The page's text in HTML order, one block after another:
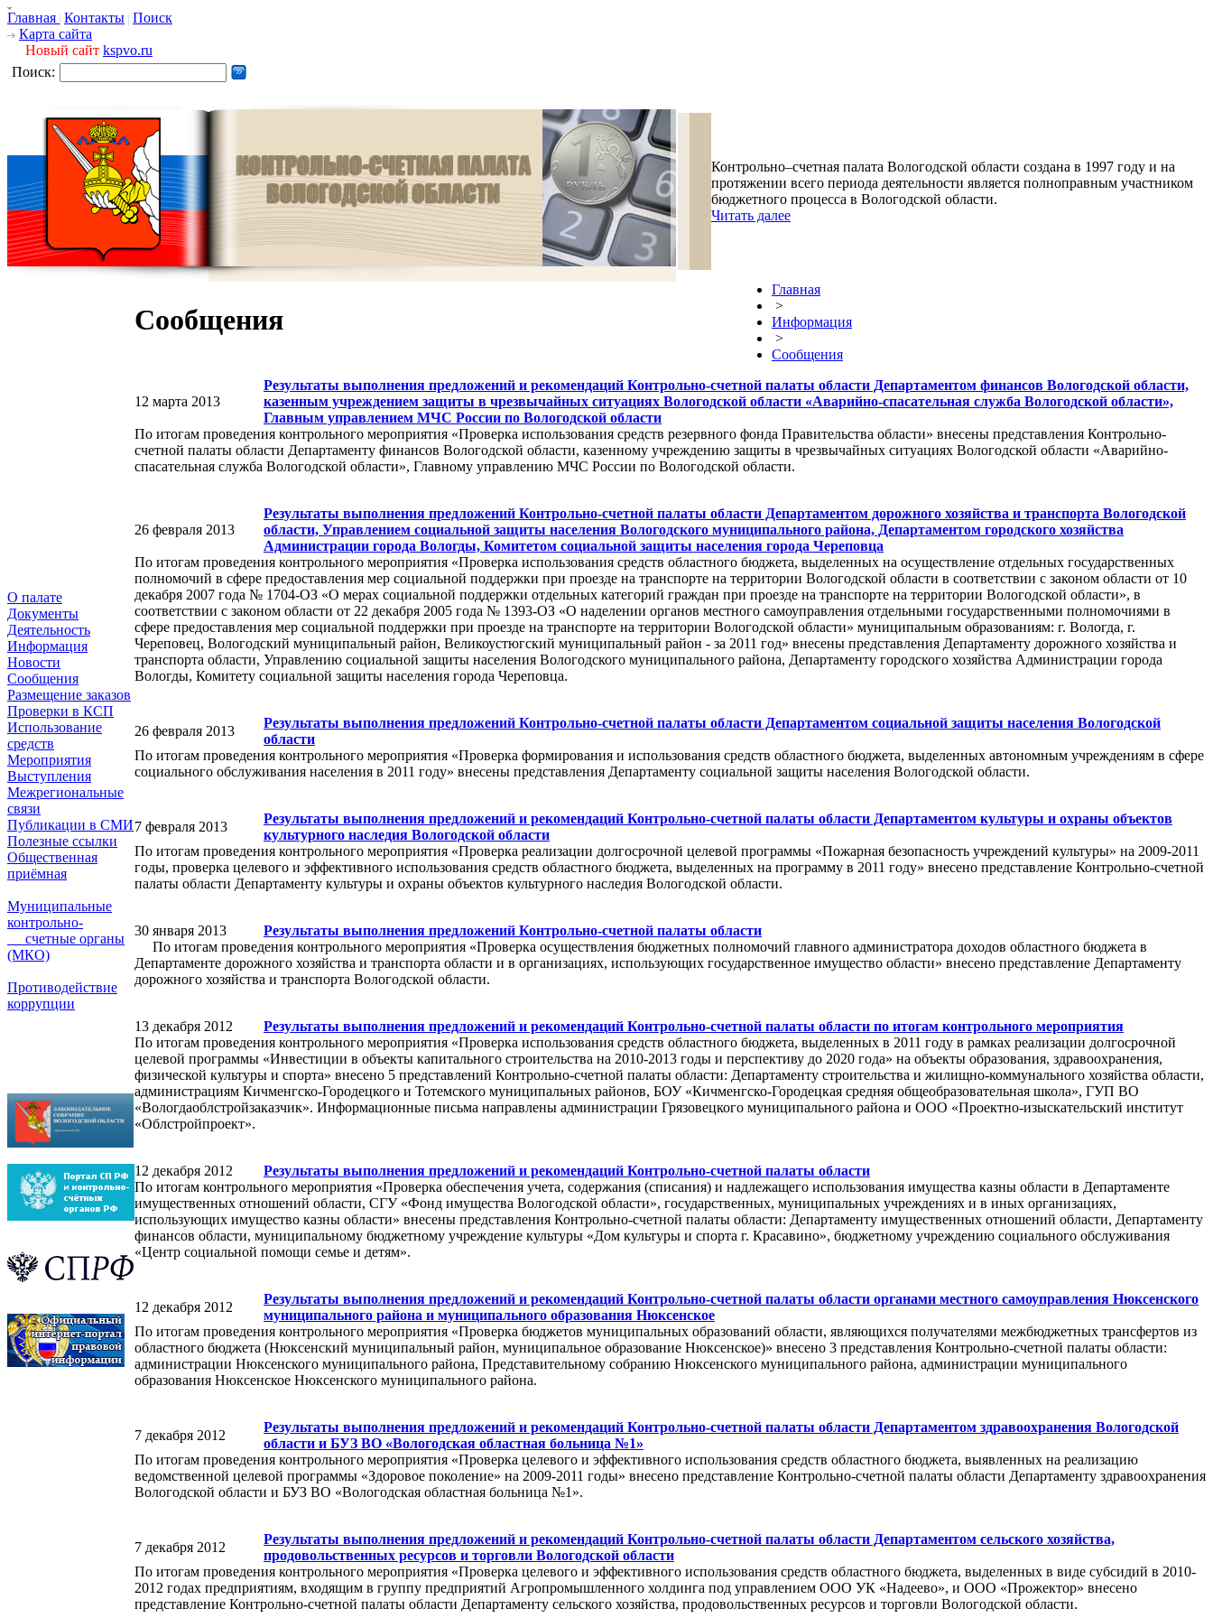
Главная Контакты Поиск
Карта сайта
Новый сайт kspvo.ru
Поиск:
Контрольно–счетная палата Вологодской области создана в 1997 году и на
протяжении всего периода деятельности является полноправным участником
бюджетного процесса в Вологодской области.
Читать далее
О палате
Документы
Деятельность
Информация
Новости
Сообщения
Размещение заказов
Проверки в КСП
Использование
средств
Мероприятия
Выступления
Межрегиональные
связи
Публикации в СМИ
Полезные ссылки
Общественная
приёмная
Муниципальные
контрольно-
счетные органы
(МКО)
Противодействие
коррупции
Сообщения
Главная
>
Информация
>
Сообщения
12 марта 2013
Результаты выполнения предложений и рекомендаций Контрольно-счетной палаты области Департаментом финансов Вологодской области,
казенным учреждением защиты в чрезвычайных ситуациях Вологодской области «Аварийно-спасательная служба Вологодской области»,
Главным управлением МЧС России по Вологодской области
По итогам проведения контрольного мероприятия «Проверка использования средств резервного фонда Правительства области» внесены представления Контрольно-
счетной палаты области Департаменту финансов Вологодской области, казенному учреждению защиты в чрезвычайных ситуациях Вологодской области «Аварийно-
спасательная служба Вологодской области», Главному управлению МЧС России по Вологодской области.
26 февраля 2013
Результаты выполнения предложений Контрольно-счетной палаты области Департаментом дорожного хозяйства и транспорта Вологодской
области, Управлением социальной защиты населения Вологодского муниципального района, Департаментом городского хозяйства
Администрации города Вологды, Комитетом социальной защиты населения города Череповца
По итогам проведения контрольного мероприятия «Проверка использования средств областного бюджета, выделенных на осуществление отдельных государственных
полномочий в сфере предоставления мер социальной поддержки при проезде на транспорте на территории Вологодской области в соответствии с законом области от 10
декабря 2007 года № 1704-ОЗ «О мерах социальной поддержки отдельных категорий граждан при проезде на транспорте на территории Вологодской области», в
соответствии с законом области от 22 декабря 2005 года № 1393-ОЗ «О наделении органов местного самоуправления отдельными государственными полномочиями в
сфере предоставления мер социальной поддержки при проезде на транспорте на территории Вологодской области» муниципальным образованиям: г. Вологда, г.
Череповец, Вологодский муниципальный район, Великоустюгский муниципальный район - за 2011 год» внесены представления Департаменту дорожного хозяйства и
транспорта области, Управлению социальной защиты населения Вологодского муниципального района, Департаменту городского хозяйства Администрации города
Вологды, Комитету социальной защиты населения города Череповца.
26 февраля 2013
Результаты выполнения предложений Контрольно-счетной палаты области Департаментом социальной защиты населения Вологодской
области
По итогам проведения контрольного мероприятия «Проверка формирования и использования средств областного бюджета, выделенных автономным учреждениям в сфере
социального обслуживания населения в 2011 году» внесены представления Департаменту социальной защиты населения Вологодской области.
7 февраля 2013
Результаты выполнения предложений и рекомендаций Контрольно-счетной палаты области Департаментом культуры и охраны объектов
культурного наследия Вологодской области
По итогам проведения контрольного мероприятия «Проверка реализации долгосрочной целевой программы «Пожарная безопасность учреждений культуры» на 2009-2011
годы, проверка целевого и эффективного использования средств областного бюджета, выделенных на программу в 2011 году» внесено представление Контрольно-счетной
палаты области Департаменту культуры и охраны объектов культурного наследия Вологодской области.
30 января 2013
Результаты выполнения предложений Контрольно-счетной палаты области
По итогам проведения контрольного мероприятия «Проверка осуществления бюджетных полномочий главного администратора доходов областного бюджета в
Департаменте дорожного хозяйства и транспорта области и в организациях, использующих государственное имущество области» внесено представление Департаменту
дорожного хозяйства и транспорта Вологодской области.
13 декабря 2012
Результаты выполнения предложений и рекомендаций Контрольно-счетной палаты области по итогам контрольного мероприятия
По итогам проведения контрольного мероприятия «Проверка использования средств областного бюджета, выделенных в 2011 году в рамках реализации долгосрочной
целевой программы «Инвестиции в объекты капитального строительства на 2010-2013 годы и перспективу до 2020 года» на объекты образования, здравоохранения,
физической культуры и спорта» внесено 5 представлений Контрольно-счетной палаты области: Департаменту строительства и жилищно-коммунального хозяйства области,
администрациям Кичменгско-Городецкого и Тотемского муниципальных районов, БОУ «Кичменгско-Городецкая средняя общеобразовательная школа», ГУП ВО
«Вологдаоблстройзаказчик». Информационные письма направлены администрации Грязовецкого муниципального района и ООО «Проектно-изыскательский институт
«Облстройпроект».
12 декабря 2012
Результаты выполнения предложений и рекомендаций Контрольно-счетной палаты области
По итогам контрольного мероприятия «Проверка обеспечения учета, содержания (списания) и надлежащего использования имущества казны области в Департаменте
имущественных отношений области, СГУ «Фонд имущества Вологодской области», государственных, муниципальных учреждениях и в иных организациях,
использующих имущество казны области» внесены представления Контрольно-счетной палаты области: Департаменту имущественных отношений области, Департаменту
финансов области, муниципальному бюджетному учреждение культуры «Дом культуры и спорта г. Красавино», бюджетному учреждению социального обслуживания
«Центр социальной помощи семье и детям».
12 декабря 2012
Результаты выполнения предложений и рекомендаций Контрольно-счетной палаты области органами местного самоуправления Нюксенского
муниципального района и муниципального образования Нюксенское
По итогам проведения контрольного мероприятия «Проверка бюджетов муниципальных образований области, являющихся получателями межбюджетных трансфертов из
областного бюджета (Нюксенский муниципальный район, муниципальное образование Нюксенское)» внесено 3 представления Контрольно-счетной палаты области:
администрации Нюксенского муниципального района, Представительному собранию Нюксенского муниципального района, администрации муниципального
образования Нюксенское Нюксенского муниципального района.
7 декабря 2012
Результаты выполнения предложений и рекомендаций Контрольно-счетной палаты области Департаментом здравоохранения Вологодской
области и БУЗ ВО «Вологодская областная больница №1»
По итогам проведения контрольного мероприятия «Проверка целевого и эффективного использования средств областного бюджета, выявленных на реализацию
ведомственной целевой программы «Здоровое поколение» на 2009-2011 годы» внесено представление Контрольно-счетной палаты области Департаменту здравоохранения
Вологодской области и БУЗ ВО «Вологодская областная больница №1».
7 декабря 2012
Результаты выполнения предложений и рекомендаций Контрольно-счетной палаты области Департаментом сельского хозяйства,
продовольственных ресурсов и торговли Вологодской области
По итогам проведения контрольного мероприятия «Проверка целевого и эффективного использования средств областного бюджета, выделенных в виде субсидий в 2010-
2012 годах предприятиям, входящим в группу предприятий Агропромышленного холдинга под управлением ООО УК «Надеево», и ООО «Прожектор» внесено
представление Контрольно-счетной палаты области Департаменту сельского хозяйства, продовольственных ресурсов и торговли Вологодской области.